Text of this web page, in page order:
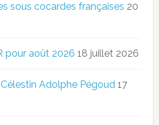
sous cocardes françaises 20
pour août 2026 18 juillet 2026
Adolphe Pégoud 17